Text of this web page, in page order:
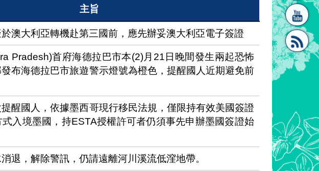
結]" [連
結]"
主旨
澳大利亞轉機赴第三國前，應先辦妥澳大利亞電子簽證
Pradesh)首府海德拉巴市本(2)月21日晚間發生兩起恐怖
布海德拉巴市旅遊警示燈號為橙色，提醒國人近期避免前
醒國人，依據墨西哥現行移民法規，僅限持有效美國簽證
入境墨國，持ESTA授權許可者仍須事先申辦墨國簽證始
退，解除警訊，仍請遠離河川溪流低漥地帶。